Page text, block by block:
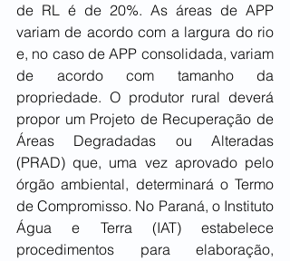
de RL é de 20%. As áreas de APP
variam de acordo com a largura do rio
e, no caso de APP consolidada, variam
de acordo com tamanho da
propriedade. O produtor rural deverá
propor um Projeto de Recuperação de
Áreas Degradadas ou Alteradas
(PRAD) que, uma vez aprovado pelo
órgão ambiental, determinará o Termo
de Compromisso. No Paraná, o Instituto
Água e Terra (IAT) estabelece
procedimentos para elaboração,